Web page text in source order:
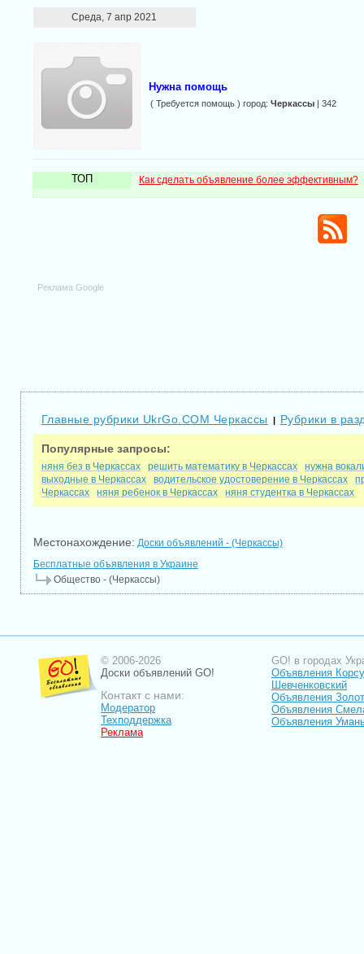
Среда, 7 апр 2021
Нужна помощь
( Требуется помощь ) город: Черкассы| 342
ТОП Как сделать объявление более эффективным?
Реклама Google
Главные рубрики UkrGo.COM Черкассы | Рубрики в
Популярные запросы:
няня без в Черкассах решить математику в Черкассах
нужна
выходные в Черкассах
водительское удостоверение в Черкассах
Черкассах
няня ребенок в Черкассах няня студентка в Черкассах
Местонахождение: Доски объявлений - (Черкассы)
Бесплатные объявления в Украине
Общество - (Черкассы)
© 2006-2026
Доски объявлений GO!
Контакт с нами:
Модератор
Техподдержка
Реклама
GO! в городах
Объявления
Шевченковский
Объявления
Объявления
Объявления